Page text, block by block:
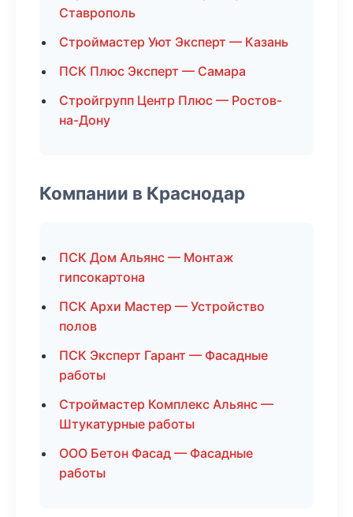
Ставрополь
Строймастер Уют Эксперт — Казань
ПСК Плюс Эксперт — Самара
Стройгрупп Центр Плюс — Ростов-
на-Дону
Компании в Краснодар
ПСК Дом Альянс — Монтаж
гипсокартона
ПСК Архи Мастер — Устройство
полов
ПСК Эксперт Гарант — Фасадные
работы
Строймастер Комплекс Альянс —
Штукатурные работы
ООО Бетон Фасад — Фасадные
работы